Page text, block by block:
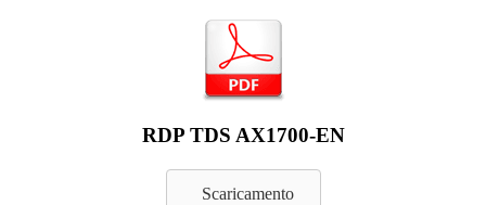
RDP TDS AX1700-EN
Scaricamento